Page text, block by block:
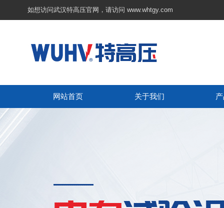
如想访问武汉特高压官网，请访问 www.whtgy.com
网站首页 关于我们